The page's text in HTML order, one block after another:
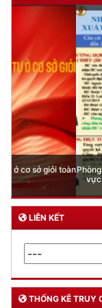
Phòng Quản lý xuất
vực xuất cảnh,
LIÊN KẾT
THỐNG KÊ TRUY